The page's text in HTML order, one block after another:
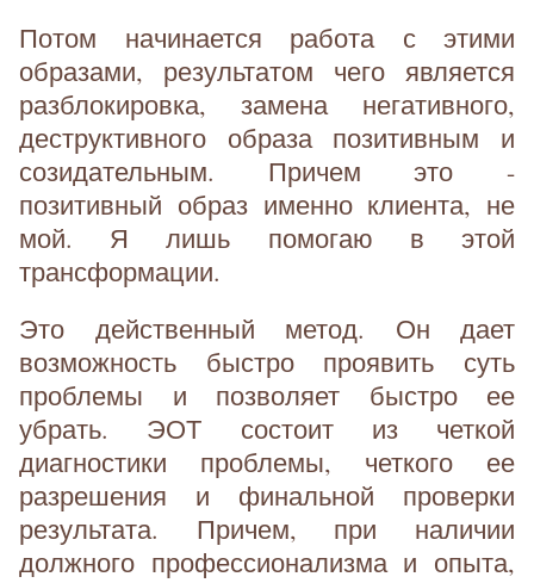
Потом начинается работа с этими
образами, результатом чего является
разблокировка, замена негативного,
деструктивного образа позитивным и
созидательным. Причем это -
позитивный образ именно клиента, не
мой. Я лишь помогаю в этой
трансформации.
Это действенный метод. Он дает
возможность быстро проявить суть
проблемы и позволяет быстро ее
убрать. ЭОТ состоит из четкой
диагностики проблемы, четкого ее
разрешения и финальной проверки
результата. Причем, при наличии
должного профессионализма и опыта,